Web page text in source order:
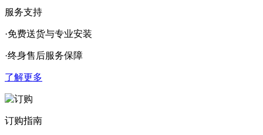
服务支持
·免费送货与专业安装
·终身售后服务保障
了解更多
订购指南